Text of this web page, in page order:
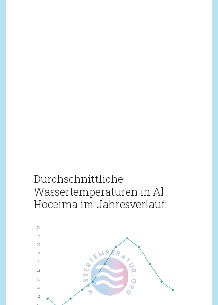
Durchschnittliche
Wassertemperaturen in Al
Hoceima im Jahresverlauf: